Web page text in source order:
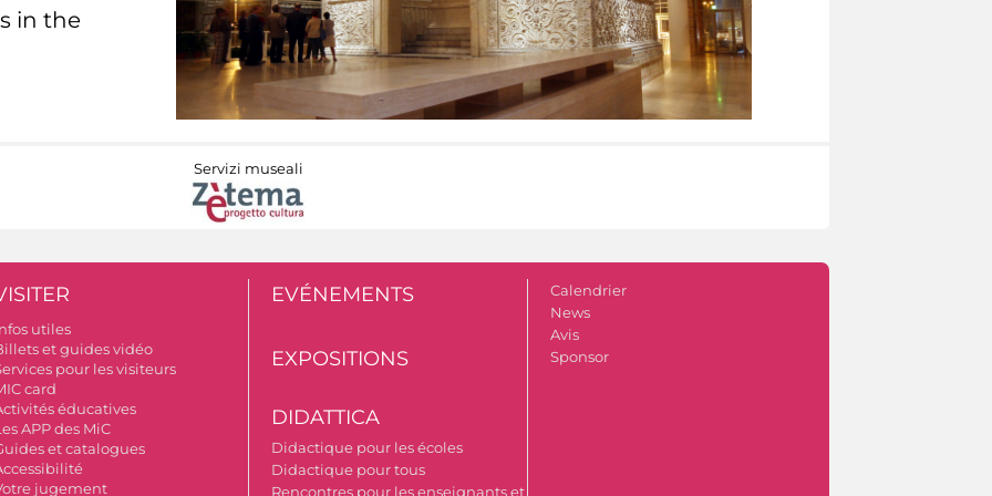
in the
Servizi museali
utiles
et guides vidéo
pour les visiteurs
card
éducatives
APP des MiC
et catalogues
jugement
EVÉNEMENTS
EXPOSITIONS
DIDATTICA
Didactique pour les écoles
Didactique pour tous
Rencontres pour les enseignants et
Calendrier
News
Avis
Sponsor